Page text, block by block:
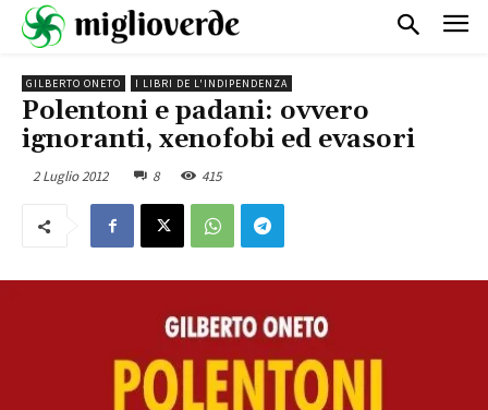
GILBERTO ONETO I LIBRI DE L'INDIPENDENZA
Polentoni e padani: ovvero
ignoranti, xenofobi ed evasori
2 Luglio 2012 8 415